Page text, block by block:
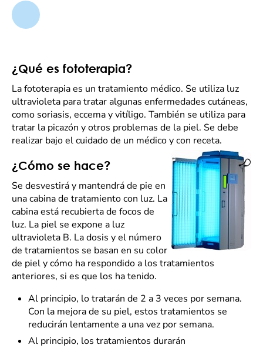
¿Qué es fototerapia?
La fototerapia es un tratamiento médico. Se utiliza luz
ultravioleta para tratar algunas enfermedades cutáneas,
como soriasis, eccema y vitíligo. También se utiliza para
tratar la picazón y otros problemas de la piel. Se debe
realizar bajo el cuidado de un médico y con receta.
¿Cómo se hace?
Se desvestirá y mantendrá de pie en
una cabina de tratamiento con luz. La
cabina está recubierta de focos de
luz. La piel se expone a luz
ultravioleta B. La dosis y el número
de tratamientos se basan en su color
de piel y cómo ha respondido a los tratamientos
anteriores, si es que los ha tenido.
Al principio, lo tratarán de 2 a 3 veces por semana.
Con la mejora de su piel, estos tratamientos se
reducirán lentamente a una vez por semana.
Al principio, los tratamientos durarán